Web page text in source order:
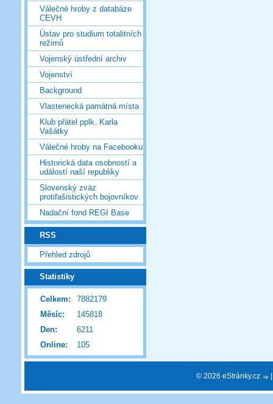
Válečné hroby z databáze
CEVH
Ústav pro studium totalitních
režimů
Vojenský ústřední archiv
Vojenství
Background
Vlastenecká památná místa
Klub přátel pplk. Karla
Vašátky
Válečné hroby na Facebooku
Historická data osobností a
událostí naší republiky
Slovenský zväz
protifašistických bojovníkov
Nadační fond REGI Base
RSS
Přehled zdrojů
Statistiky
Online: 105
Celkem:
7882179
Měsíc:
145818
Den:
6211
© 2026 eStránky.cz